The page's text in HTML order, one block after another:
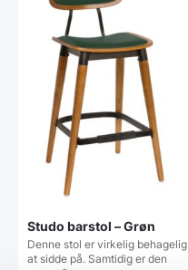
Studo barstol – Grøn
Denne stol er virkelig behagelig
at sidde på. Samtidig er den